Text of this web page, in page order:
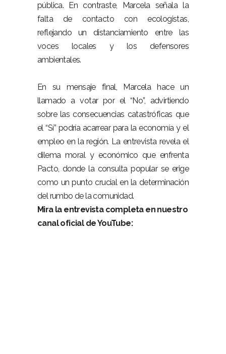
pública. En contraste, Marcela señala la
falta de contacto con ecologistas,
reflejando un distanciamiento entre las
voces locales y los defensores
ambientales.
En su mensaje final, Marcela hace un
llamado a votar por el “No”, advirtiendo
sobre las consecuencias catastróficas que
el “Sí” podría acarrear para la economía y el
empleo en la región. La entrevista revela el
dilema moral y económico que enfrenta
Pacto, donde la consulta popular se erige
como un punto crucial en la determinación
del rumbo de la comunidad.
Mira la entrevista completa en nuestro
canal oficial de YouTube: